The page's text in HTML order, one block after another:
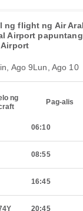
flight ng Air
Airport
Ago 9Lun, Ago 10
ng
Pag-alis
06:10
08:55
16:45
20:45